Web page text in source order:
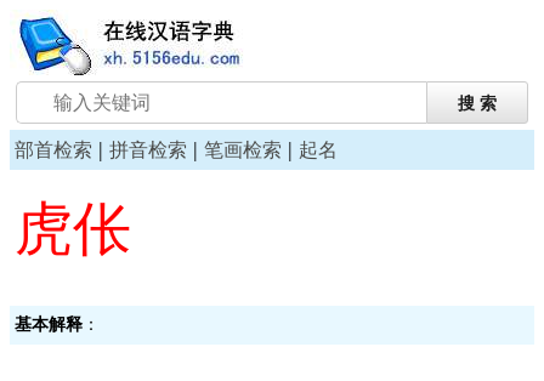
部首检索 | 拼音检索 | 笔画检索 | 起名
虎伥
基本解释 ：